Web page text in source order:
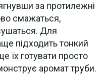
за протилежні
смажаться,
Для
підходить тонкий
їх готувати просто
аромат труби.